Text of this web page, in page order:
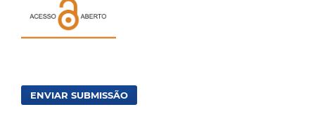
ENVIAR SUBMISSÃO